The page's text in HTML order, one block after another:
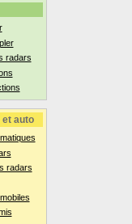
radars
et auto
radars